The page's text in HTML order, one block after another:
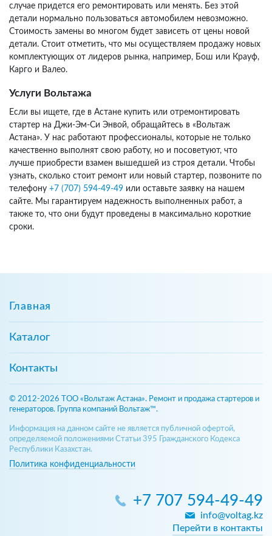
случае придется его ремонтировать или менять. Без этой
детали нормально пользоваться автомобилем невозможно.
Стоимость замены во многом будет зависеть от цены новой
детали. Стоит отметить, что мы осуществляем продажу новых
комплектующих от лидеров рынка, например, Бош или Крауф,
Карго и Валео.
Услуги Вольтажа
Если вы ищете, где в Астане купить или отремонтировать
стартер на Джи-Эм-Си Энвой, обращайтесь в «Вольтаж
Астана». У нас работают профессионалы, которые не только
качественно выполнят свою работу, но и посоветуют, что
лучше приобрести взамен вышедшей из строя детали. Чтобы
узнать, сколько стоит ремонт или новый стартер, позвоните по
телефону +7 (707) 594-49-49 или оставьте заявку на нашем
сайте. Мы гарантируем надежность выполненных работ, а
также то, что они будут проведены в максимально короткие
сроки.
Главная
Каталог
Контакты
© 2012-2026 ТОО «Вольтаж Астана». Ремонт и продажа стартеров и
генераторов. Группа компаний Вольтаж™.
Информация на данном сайте не является публичной офертой,
определяемой положениями Статьи 395 Гражданского Кодекса
Республики Казахстан.
Политика конфиденциальности
+7 707 594-49-49
info@voltag.kz
Перейти в контакты